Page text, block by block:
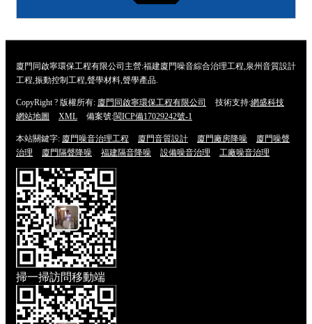
廈門同啟寧環保工程有限公司主營:福建廈門噪音綜合治理工程,泉州音質設計
工程,振動控制工程,聲學材料,聲學產品.
CopyRight ? 版權所有: 廈門同啟寧環保工程有限公司 技術支持:網盛科技
網站地圖
XML 備案號:閩ICP備17029242號-1
本站關鍵字: 廈門噪音治理工程 廈門音質設計 廈門廠房降噪
廈門噪聲
治理
廈門隔聲降噪 福建隔音降噪 設備噪音治理 工廠噪音治理
掃一掃訪問移動端